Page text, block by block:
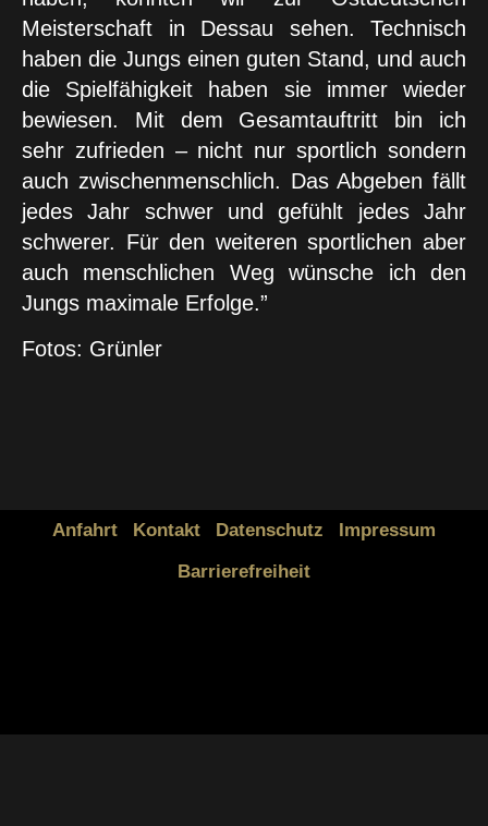
Meisterschaft in Dessau sehen. Technisch
haben die Jungs einen guten Stand, und auch
die Spielfähigkeit haben sie immer wieder
bewiesen. Mit dem Gesamtauftritt bin ich
sehr zufrieden – nicht nur sportlich sondern
auch zwischenmenschlich. Das Abgeben fällt
jedes Jahr schwer und gefühlt jedes Jahr
schwerer. Für den weiteren sportlichen aber
auch menschlichen Weg wünsche ich den
Jungs maximale Erfolge.”
Fotos: Grünler
Anfahrt Kontakt Datenschutz
Impressum
Barrierefreiheit